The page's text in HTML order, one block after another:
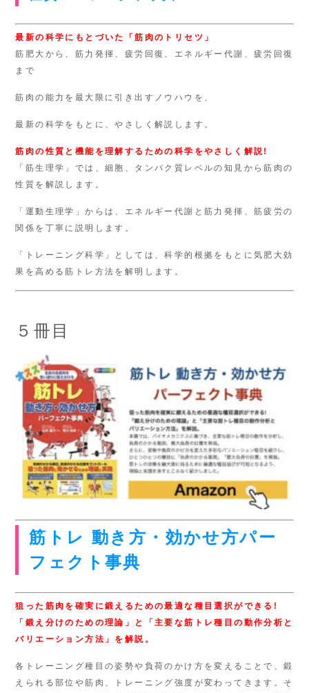
最新の科学にもとづいた「筋肉のトリセツ」
筋肥大から、筋力発揮、疲労回復、エネルギー代謝、疲労回復
まで
筋肉の能力を最大限に引き出すノウハウを、
最新の科学をもとに、やさしく解説します。
筋肉の性質と機能を理解するための科学をやさしく解説!
「筋生理学」では、細胞、タンパク質レベルの知見から筋肉の
性質を解説します。
「運動生理学」からは、エネルギー代謝と筋力発揮、筋疲労の
関係を丁寧に説明します。
「トレーニング科学」としては、科学的根拠をもとに気肥大効
果を高める筋トレ方法を解明します。
５冊目
筋トレ 動き方・効かせ方パー
フェクト事典
狙った筋肉を確実に鍛えるための最適な種目選択ができる!
「鍛え分けのための理論」と「主要な筋トレ種目の動作分析と
バリエーション方法」を解説。
各トレーニング種目の姿勢や負荷のかけ方を変えることで、鍛
えられる部位や筋肉、トレーニング強度が変わってきます。そ